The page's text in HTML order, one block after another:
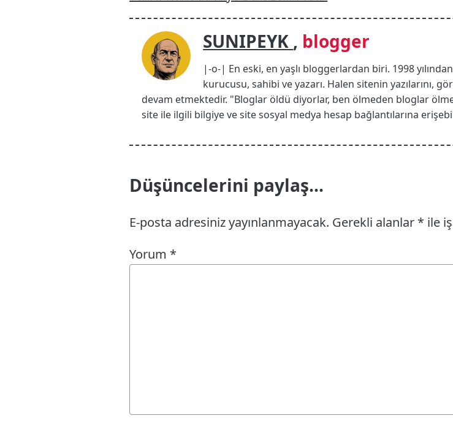
SUNIPEYK , blogger
|-o-| En eski, en yaşlı bloggerlardan biri. 1998
kurucusu, sahibi ve yazarı. Halen sitenin yazılarını,
devam etmektedir. "Bloglar öldü diyorlar, ben ölmeden bloglar
site ile ilgili bilgiye ve site sosyal medya hesap bağlantılarına
Düşüncelerini paylaş...
E-posta adresiniz yayınlanmayacak. Gerekli alanlar * ile
Yorum *